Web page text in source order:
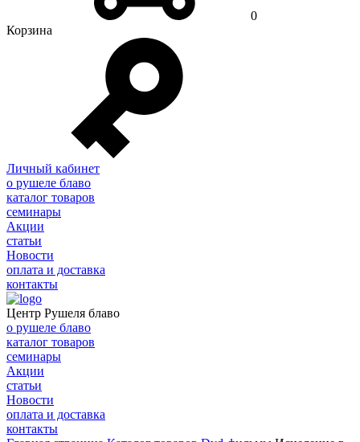
0
Корзина
Личный кабинет
о рушеле блаво
каталог товаров
семинары
Акции
статьи
Новости
оплата и доставка
контакты
Центр Рушеля блаво
о рушеле блаво
каталог товаров
семинары
Акции
статьи
Новости
оплата и доставка
контакты